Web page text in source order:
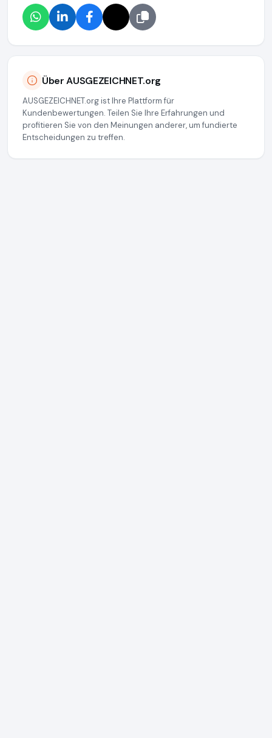
Über AUSGEZEICHNET.org
AUSGEZEICHNET.org ist Ihre Plattform für
Kundenbewertungen. Teilen Sie Ihre Erfahrungen und
profitieren Sie von den Meinungen anderer, um fundierte
Entscheidungen zu treffen.